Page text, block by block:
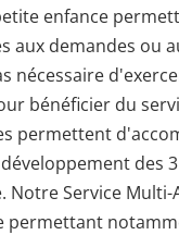
enfance
aux demandes ou
nécessaire
bénéficier du
permettent
des
Notre Service Multi-
permettant